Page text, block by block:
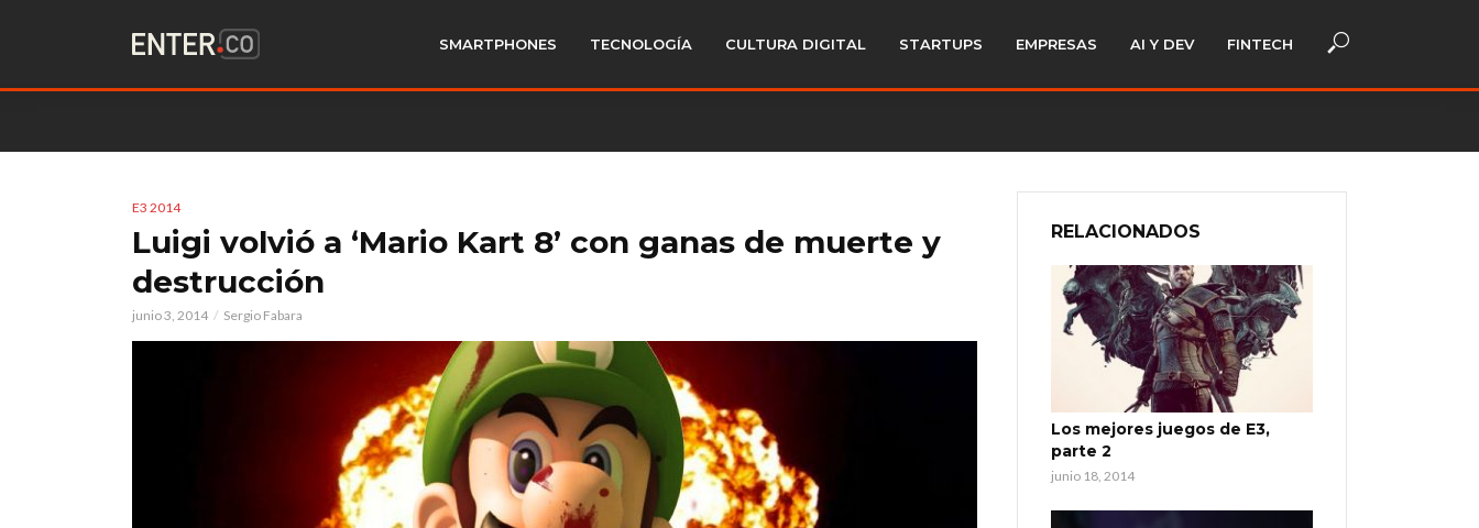
SMARTPHONES TECNOLOGÍA CULTURA DIGITAL STARTUPS EMPRESAS AI Y DEV FINTECH
E3 2014
Luigi volvió a ‘Mario Kart 8’ con ganas de muerte y
destrucción
junio 3, 2014 Sergio Fabara
RELACIONADOS
Los mejores juegos de E3,
parte 2
junio 18, 2014